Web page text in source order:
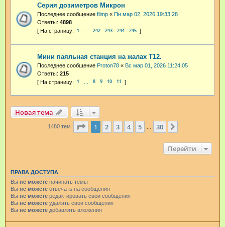
Серия дозиметров Микрон
Последнее сообщение flimp « Пн мар 02, 2026 19:33:28
Ответы: 4898
1 … 242 243 244 245
Мини паяльная станция на жалах T12.
Последнее сообщение Proton78 « Вс мар 01, 2026 11:24:05
Ответы: 215
1 8 9 10 11
Новая тема
1480 тем Страница из 30
1 2 3 4 5 … 30
Перейти
ПРАВА ДОСТУПА
Вы не можете начинать темы
Вы не можете отвечать на сообщения
Вы не можете редактировать свои сообщения
Вы не можете удалять свои сообщения
Вы не можете добавлять вложения